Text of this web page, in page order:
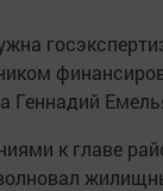
Геннадий
к главе